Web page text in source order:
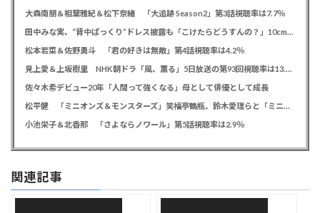
大森南朋＆相葉雅紀＆松下奈緒 「大追跡 Season2」第3話視聴率は7.7％
田中みな実、“背中ぱっくり”ドレス披露も「こけたらどうすんの？」10cm超ヒールに心配の声寄せられる
松本若菜＆佐野勇斗 「君の好きは無敵」第4話視聴率は4.2％
見上愛＆上坂樹里 NHK朝ドラ「風、薫る」5日放送の第93回視聴率は13.5％
佐々木希デビュー20年「人間って強くなる」母として俳優として成長
松平健 「ミニオンズ＆モンスターズ」笑福亭鶴瓶、鈴木愛理らと「ミニおんど」披露も「サンバの方が楽」と本音
小池栄子＆北香那 「さよならノワール」第5話視聴率は2.9％
関連記事